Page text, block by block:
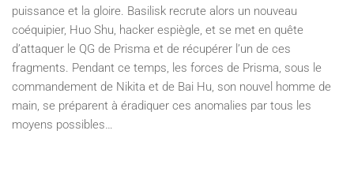
puissance et la gloire. Basilisk recrute alors un nouveau
coéquipier, Huo Shu, hacker espiègle, et se met en quête
d’attaquer le QG de Prisma et de récupérer l’un de ces
fragments. Pendant ce temps, les forces de Prisma, sous le
commandement de Nikita et de Bai Hu, son nouvel homme de
main, se préparent à éradiquer ces anomalies par tous les
moyens possibles…